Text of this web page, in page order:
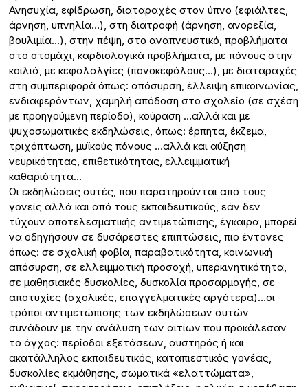
Ανησυχία, εφίδρωση, διαταραχές στον ύπνο (εφιάλτες,
άρνηση, υπνηλία…), στη διατροφή (άρνηση, ανορεξία,
βουλιμία…), στην πέψη, στο αναπνευστικό, προβλήματα
στο στομάχι, καρδιολογικά προβλήματα, με πόνους στην
κοιλιά, με κεφαλαλγίες (πονοκεφάλους…), με διαταραχές
στη συμπεριφορά όπως: απόσυρση, έλλειψη επικοινωνίας,
ενδιαφερόντων, χαμηλή απόδοση στο σχολείο (σε σχέση
με προηγούμενη περίοδο), κούραση …αλλά και με
ψυχοσωματικές εκδηλώσεις, όπως: έρπητα, έκζεμα,
τριχόπτωση, μυϊκούς πόνους …αλλά και αύξηση
νευρικότητας, επιθετικότητας, ελλειμματική
καθαριότητα…
Οι εκδηλώσεις αυτές, που παρατηρούνται από τους
γονείς αλλά και από τους εκπαιδευτικούς, εάν δεν
τύχουν αποτελεσματικής αντιμετώπισης, έγκαιρα, μπορεί
να οδηγήσουν σε δυσάρεστες επιπτώσεις, πιο έντονες
όπως: σε σχολική φοβία, παραβατικότητα, κοινωνική
απόσυρση, σε ελλειμματική προσοχή, υπερκινητικότητα,
σε μαθησιακές δυσκολίες, δυσκολία προσαρμογής, σε
αποτυχίες (σχολικές, επαγγελματικές αργότερα)…οι
τρόποι αντιμετώπισης των εκδηλώσεων αυτών
συνάδουν με την ανάλυση των αιτίων που προκάλεσαν
το άγχος: περίοδοι εξετάσεων, αυστηρός ή και
ακατάλληλος εκπαιδευτικός, καταπιεστικός γονέας,
δυσκολίες εκμάθησης, σωματικά «ελαττώματα»,